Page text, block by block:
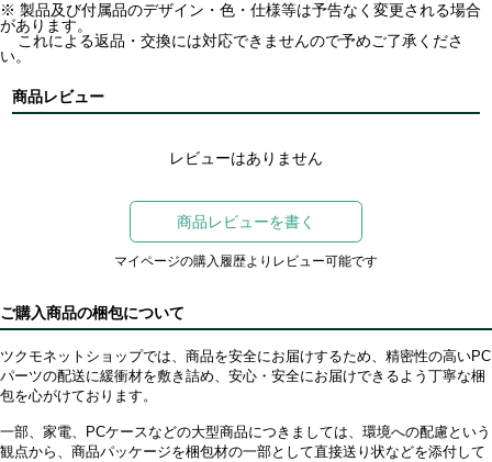
※ 製品及び付属品のデザイン・色・仕様等は予告なく変更される場合
があります。
これによる返品・交換には対応できませんので予めご了承くださ
い。
商品レビュー
レビューはありません
商品レビューを書く
マイページの購入履歴よりレビュー可能です
ご購入商品の梱包について
ツクモネットショップでは、商品を安全にお届けするため、精密性の高いPC
パーツの配送に緩衝材を敷き詰め、安心・安全にお届けできるよう丁寧な梱
包を心がけております。
一部、家電、PCケースなどの大型商品につきましては、環境への配慮という
観点から、商品パッケージを梱包材の一部として直接送り状などを添付して